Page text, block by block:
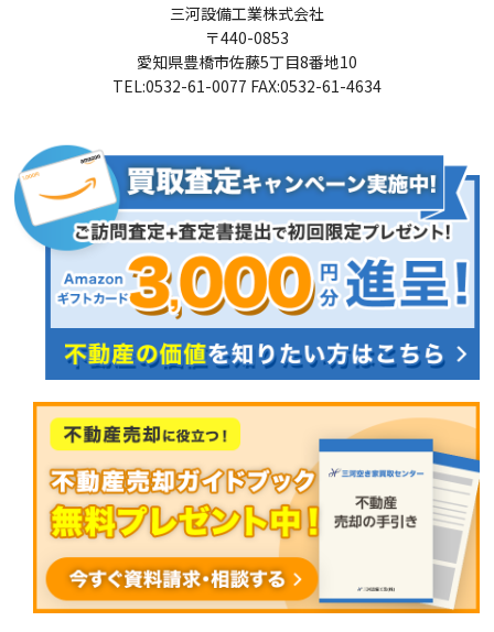
三河設備工業株式会社
〒440-0853
愛知県豊橋市佐藤5丁目8番地10
TEL:0532-61-0077 FAX:0532-61-4634